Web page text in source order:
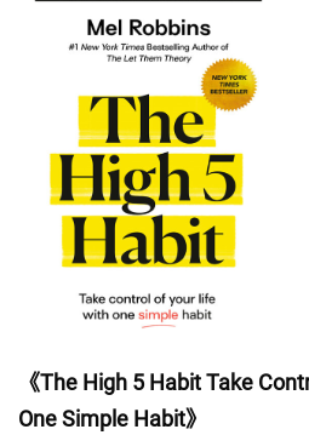
《The High 5 Habit Take
One Simple Habit》